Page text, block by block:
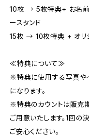
10枚 → 5枚特典+ お名
ースタンド
15枚 → 10枚特典 + オリ
≪特典について≫
※特典に使用する写真や
になります。
※特典のカウントは販売
ご用意いたします。1回の
ご安心ください。